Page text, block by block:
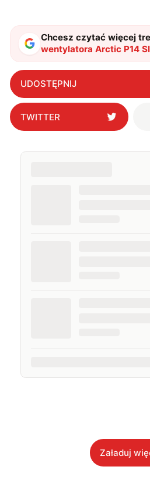
Chcesz czytać więcej
wentylatora Arctic P14
UDOSTĘPNIJ
TWITTER
Załaduj